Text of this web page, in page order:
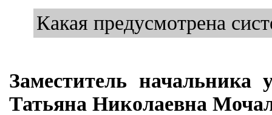
Какая предусмотрена
Заместитель начальника
Татьяна Николаевна